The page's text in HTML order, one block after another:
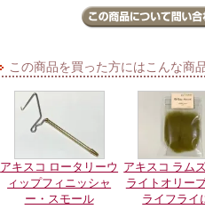
この商品を買った方にはこんな商
アキスコ ロータリーウ
ィップフィニッシャ
ー・スモール
アキスコ ラム
ライトオリー
ライフライ